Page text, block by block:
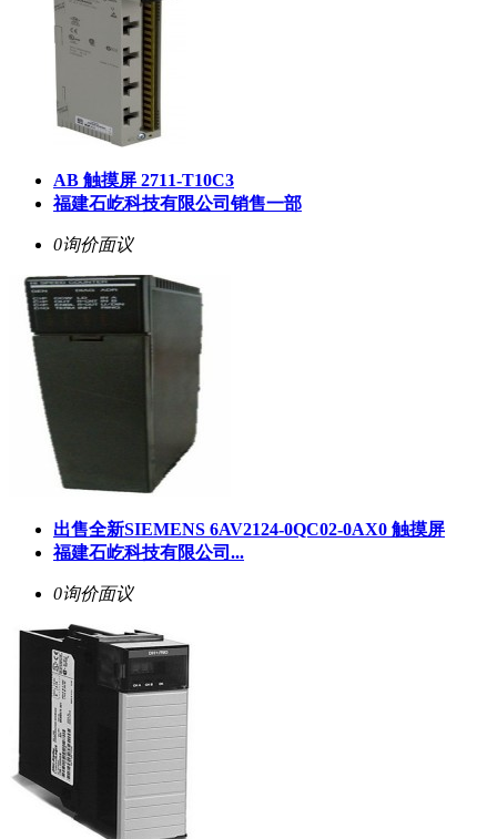
AB 触摸屏 2711-T10C3
福建石屹科技有限公司销售一部
0询价面议
出售全新SIEMENS 6AV2124-0QC02-0AX0 触摸屏
福建石屹科技有限公司...
0询价面议